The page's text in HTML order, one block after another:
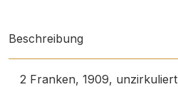
Beschreibung
2 Franken, 1909, unzirkuliert